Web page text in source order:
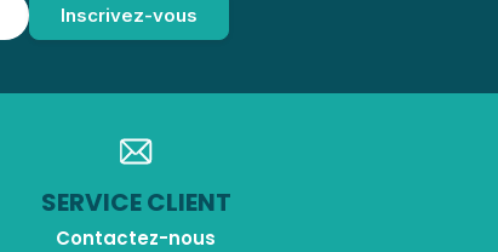
SERVICE CLIENT
Contactez-nous